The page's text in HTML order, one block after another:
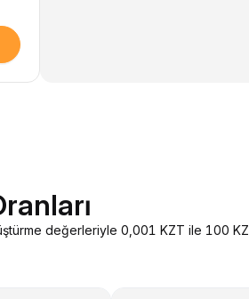
değerleriyle 0,001 KZT ile 100